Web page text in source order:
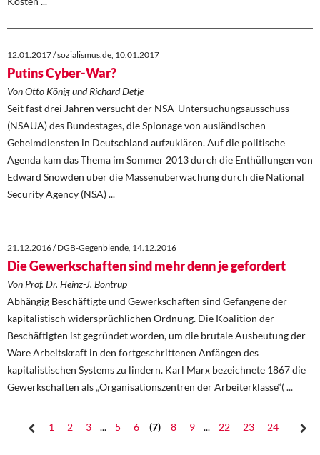
12.01.2017 / sozialismus.de, 10.01.2017
Putins Cyber-War?
Von Otto König und Richard Detje
Seit fast drei Jahren versucht der NSA-Untersuchungsausschuss
(NSAUA) des Bundestages, die Spionage von ausländischen
Geheimdiensten in Deutschland aufzuklären. Auf die politische
Agenda kam das Thema im Sommer 2013 durch die Enthüllungen von
Edward Snowden über die Massenüberwachung durch die National
Security Agency (NSA) ...
21.12.2016 / DGB-Gegenblende, 14.12.2016
Die Gewerkschaften sind mehr denn je gefordert
Von Prof. Dr. Heinz-J. Bontrup
Abhängig Beschäftigte und Gewerkschaften sind Gefangene der
kapitalistisch widersprüchlichen Ordnung. Die Koalition der
Beschäftigten ist gegründet worden, um die brutale Ausbeutung der
Ware Arbeitskraft in den fortgeschrittenen Anfängen des
kapitalistischen Systems zu lindern. Karl Marx bezeichnete 1867 die
Gewerkschaften als „Organisationszentren der Arbeiterklasse“( ...
1 2 3 ... 5 6 7 8 9 ... 22 23 24